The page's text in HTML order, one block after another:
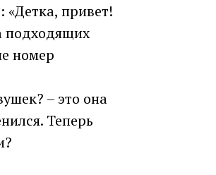
привет!
подходящих
номер
– это она
Теперь